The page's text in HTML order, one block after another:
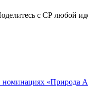
с СР любой
номинациях